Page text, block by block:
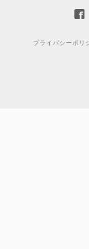
プライバシーポリ